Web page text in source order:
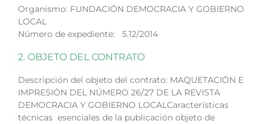
Organismo: FUNDACIÓN DEMOCRACIA Y GOBIERNO
LOCAL
Número de expediente: 5.12/2014
2. OBJETO DEL CONTRATO
Descripción del objeto del contrato: MAQUETACIÓN E
IMPRESIÓN DEL NÚMERO 26/27 DE LA REVISTA
DEMOCRACIA Y GOBIERNO LOCALCaracterísticas
técnicas esenciales de la publicación objeto de